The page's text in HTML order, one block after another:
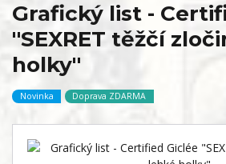
Grafický list -
"SEXRET těžčí
holky"
Novinka Doprava ZDARMA